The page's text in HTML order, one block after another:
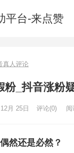
平台-来点赞
真人评论
_抖音涨粉
月 25日 评论(0) 阅
然还是必然？